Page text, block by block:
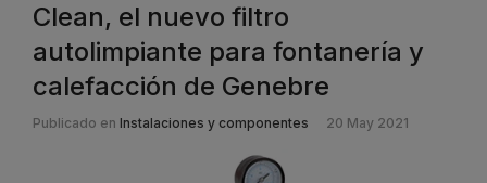
Clean, el nuevo filtro
autolimpiante para fontanería y
calefacción de Genebre
Publicado en Instalaciones y componentes 20 May 2021